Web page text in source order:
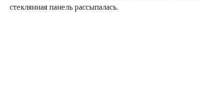
стеклянная панель рассыпалась.